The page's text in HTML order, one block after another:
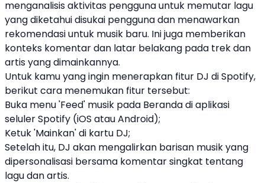
menganalisis aktivitas pengguna untuk memutar lagu
yang diketahui disukai pengguna dan menawarkan
rekomendasi untuk musik baru. Ini juga memberikan
konteks komentar dan latar belakang pada trek dan
artis yang dimainkannya.
Untuk kamu yang ingin menerapkan fitur DJ diSpotify,
berikut cara menemukan fitur tersebut:
Buka menu 'Feed' musik pada Beranda di aplikasi
selulerSpotify (iOS atau Android);
Ketuk 'Mainkan' di kartu DJ;
Setelah itu, DJ akan mengalirkan barisan musik yang
dipersonalisasi bersama komentar singkat tentang
lagu dan artis.